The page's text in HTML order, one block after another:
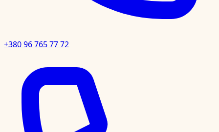
+380 96 765 77 72